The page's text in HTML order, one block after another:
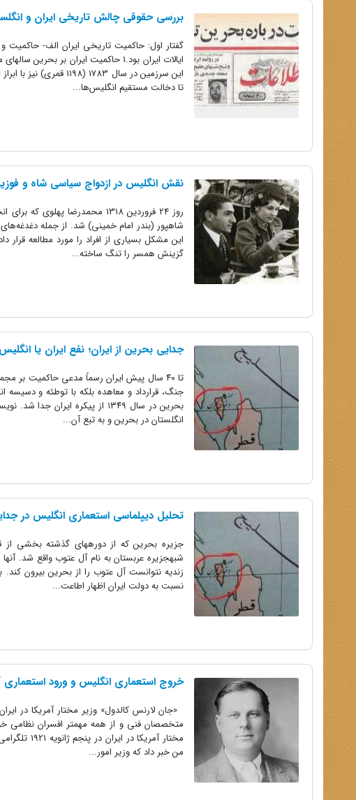
بررسی حقوقی چالش تاریخی ایران و
گفتار اول: حاکمیت تاریخی ایران الف-
ایالات ایران بود.1 حاکمیت ایران
این سرزمین در سال
تا دخالت مستقیم انگلیس‌ها...
نقش انگلیس در ازدواج سیاسی شاه و
روز 24 فروردین 1318 محمدرضا
شاهپور (بندر امام خمینی) شد. از جمله
این مشکل بسیاری از افراد را مورد مطالعه قرار
گزینش همسر را تنگ ساخته...
جدایی بحرین از ایران؛ نفع ایران یا
تا ۴۰ سال پیش ایران رسماً مدعی حاکمیت بر
جنگ، قرارداد و معاهده بلکه با توطئه و
بحرین در سال ۱۳۴۹ از پیکره
انگلستان در بحرین و به تبع آن...
تحلیل دیپلماسی استعماری انگلیس در
جزیره بحرین که از دورههای گذشته بخشی از
شبهجزیره عربستان به نام آل عتوب واقع شد.
زندیه نتوانست آل عتوب را از بحرین بیرون کند.
نسبت به دولت ایران اظهار اطاعت...
خروج استعماری انگلیس و ورود استعماری
«جان لارنس کالدول» وزیر مختار آمریکا در
متخصصان فنی و از همه مهمتر افسران نظامی
مختار
من خبر داد که وزیر امور...